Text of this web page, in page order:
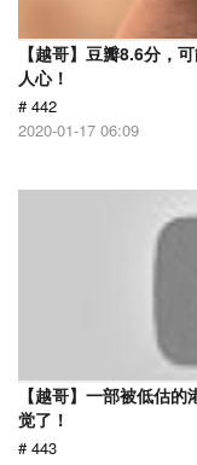
【越哥】豆瓣8.6分，
人心！
# 442
2020-01-17 06:09
【越哥】一部被低估
觉了！
# 443